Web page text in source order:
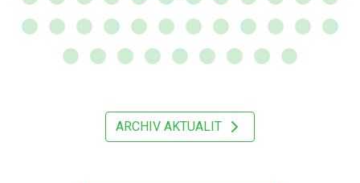
ARCHIV AKTUALIT